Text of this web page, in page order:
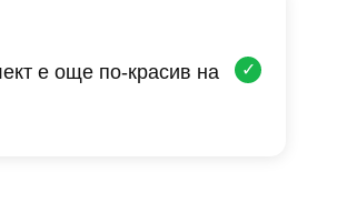
е още по-красив на
✓